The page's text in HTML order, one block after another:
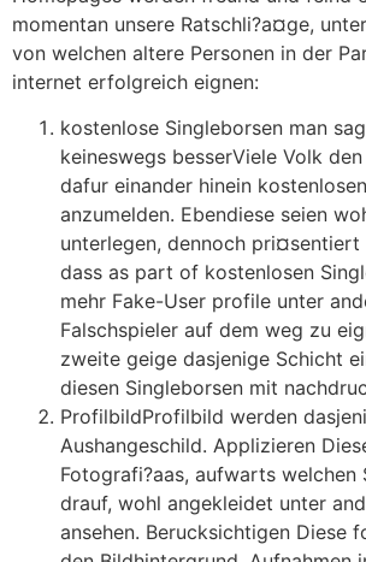
momentan unsere Ratschli?a¤ge,
von welchen altere Personen in der
internet erfolgreich eignen:
kostenlose Singleborsen man
keineswegs besserViele Volk
dafur einander hinein
anzumelden. Ebendiese seien
unterlegen, dennoch pri¤sentiert
dass as part of kostenlosen
mehr Fake-User profile unter
Falschspieler auf dem weg zu
zweite geige dasjenige Schicht
diesen Singleborsen mit
ProfilbildProfilbild werden
Aushangeschild. Applizieren
Fotografi?a­as, aufwarts welchen
drauf, wohl angekleidet unter
ansehen. Berucksichtigen Diese